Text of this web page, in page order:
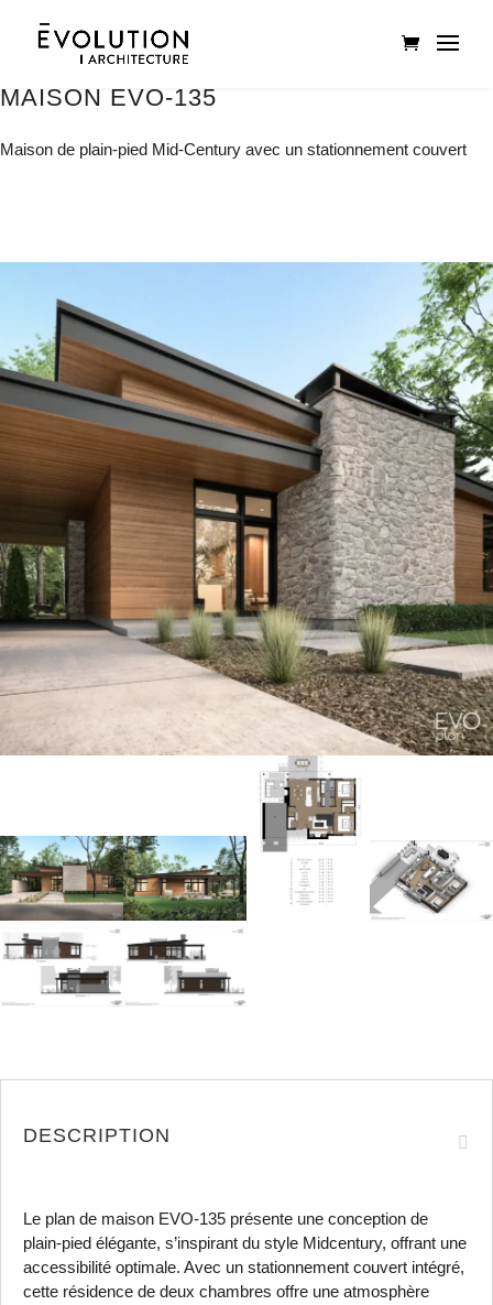
MAISON EVO-135
Maison de plain-pied Mid-Century avec un stationnement couvert
DESCRIPTION
Le plan de maison EVO-135 présente une conception de
plain-pied élégante, s’inspirant du style Midcentury, offrant une
accessibilité optimale. Avec un stationnement couvert intégré,
cette résidence de deux chambres offre une atmosphère